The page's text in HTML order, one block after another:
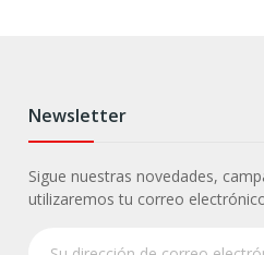
Newsletter
Sigue nuestras novedades,
utilizaremos tu correo